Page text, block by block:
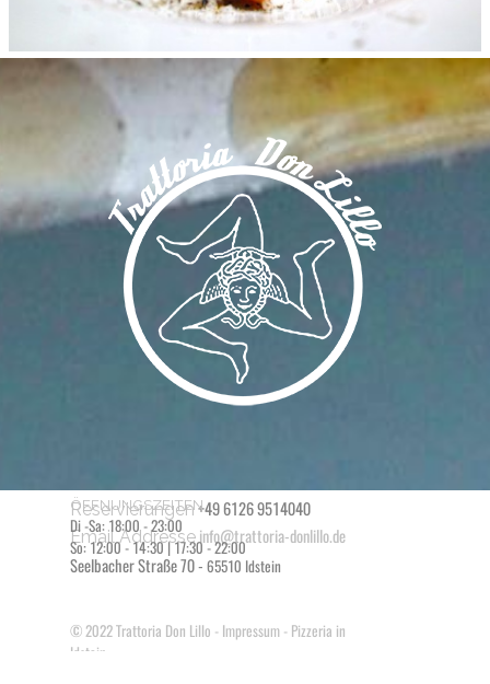
© 2022Trattoria Don Lillo - Impressum - Pizzeria in
Idstein
Reservierungen+49 6126 9514040
Email Addresse info@trattoria-donlillo.de
ÖFFNUNGSZEITEN
Di -Sa: 18:00 - 23:00
So: 12:00 - 14:30 | 17:30 - 22:00
Seelbacher Straße 70 - 65510 Idstein